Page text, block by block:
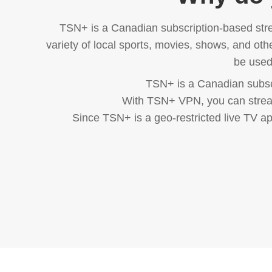
TSN+ is a Canadian subscription-based
variety of local sports, movies, shows, and
be
TSN+ is a Canadian
With TSN+ VPN, you can
Since TSN+ is a geo-restricted live TV